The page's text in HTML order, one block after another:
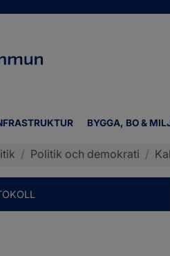
BYGGA, BO &
/ Politik och demokrati /